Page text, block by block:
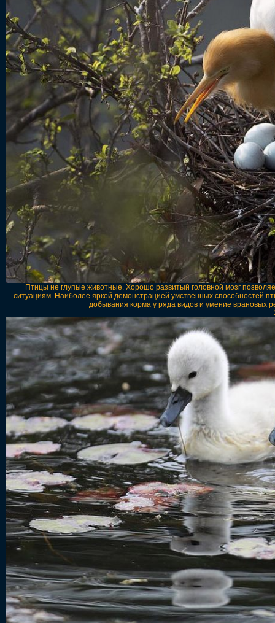
Птицы не глупые животные. Хорошо развитый головной мозг
ситуациям. Наиболее яркой демонстрацией умственных способностей
добывания корма у ряда видов и умение врановых